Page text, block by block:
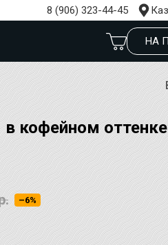
8 (906) 323-44-45
НА
кофейном
–6%